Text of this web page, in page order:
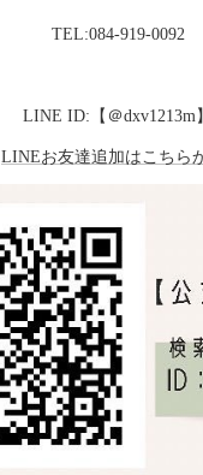
TEL:084-919-0092
LINE ID:【＠dxv1213m】
LINEお友達追加はこちら